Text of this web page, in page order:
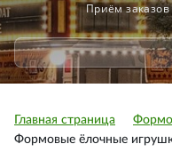
Приём заказов
Главная страница
Формовые ёлочные